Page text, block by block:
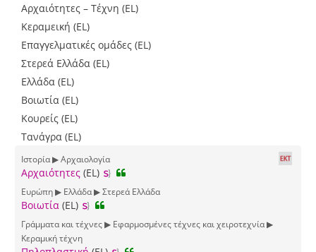
Αρχαιότητες – Τέχνη (EL)
Κεραμεική (EL)
Επαγγελματικές ομάδες (EL)
Στερεά Ελλάδα (EL)
Ελλάδα (EL)
Βοιωτία (EL)
Κουρείς (EL)
Τανάγρα (EL)
Ιστορία ▶ Αρχαιολογία
Αρχαιότητες (EL)
Ευρώπη ▶ Ελλάδα ▶ Στερεά Ελλάδα
Βοιωτία (EL)
Γράμματα και τέχνες ▶ Εφαρμοσμένες τέχνες και χειροτεχνία ▶
Κεραμική τέχνη